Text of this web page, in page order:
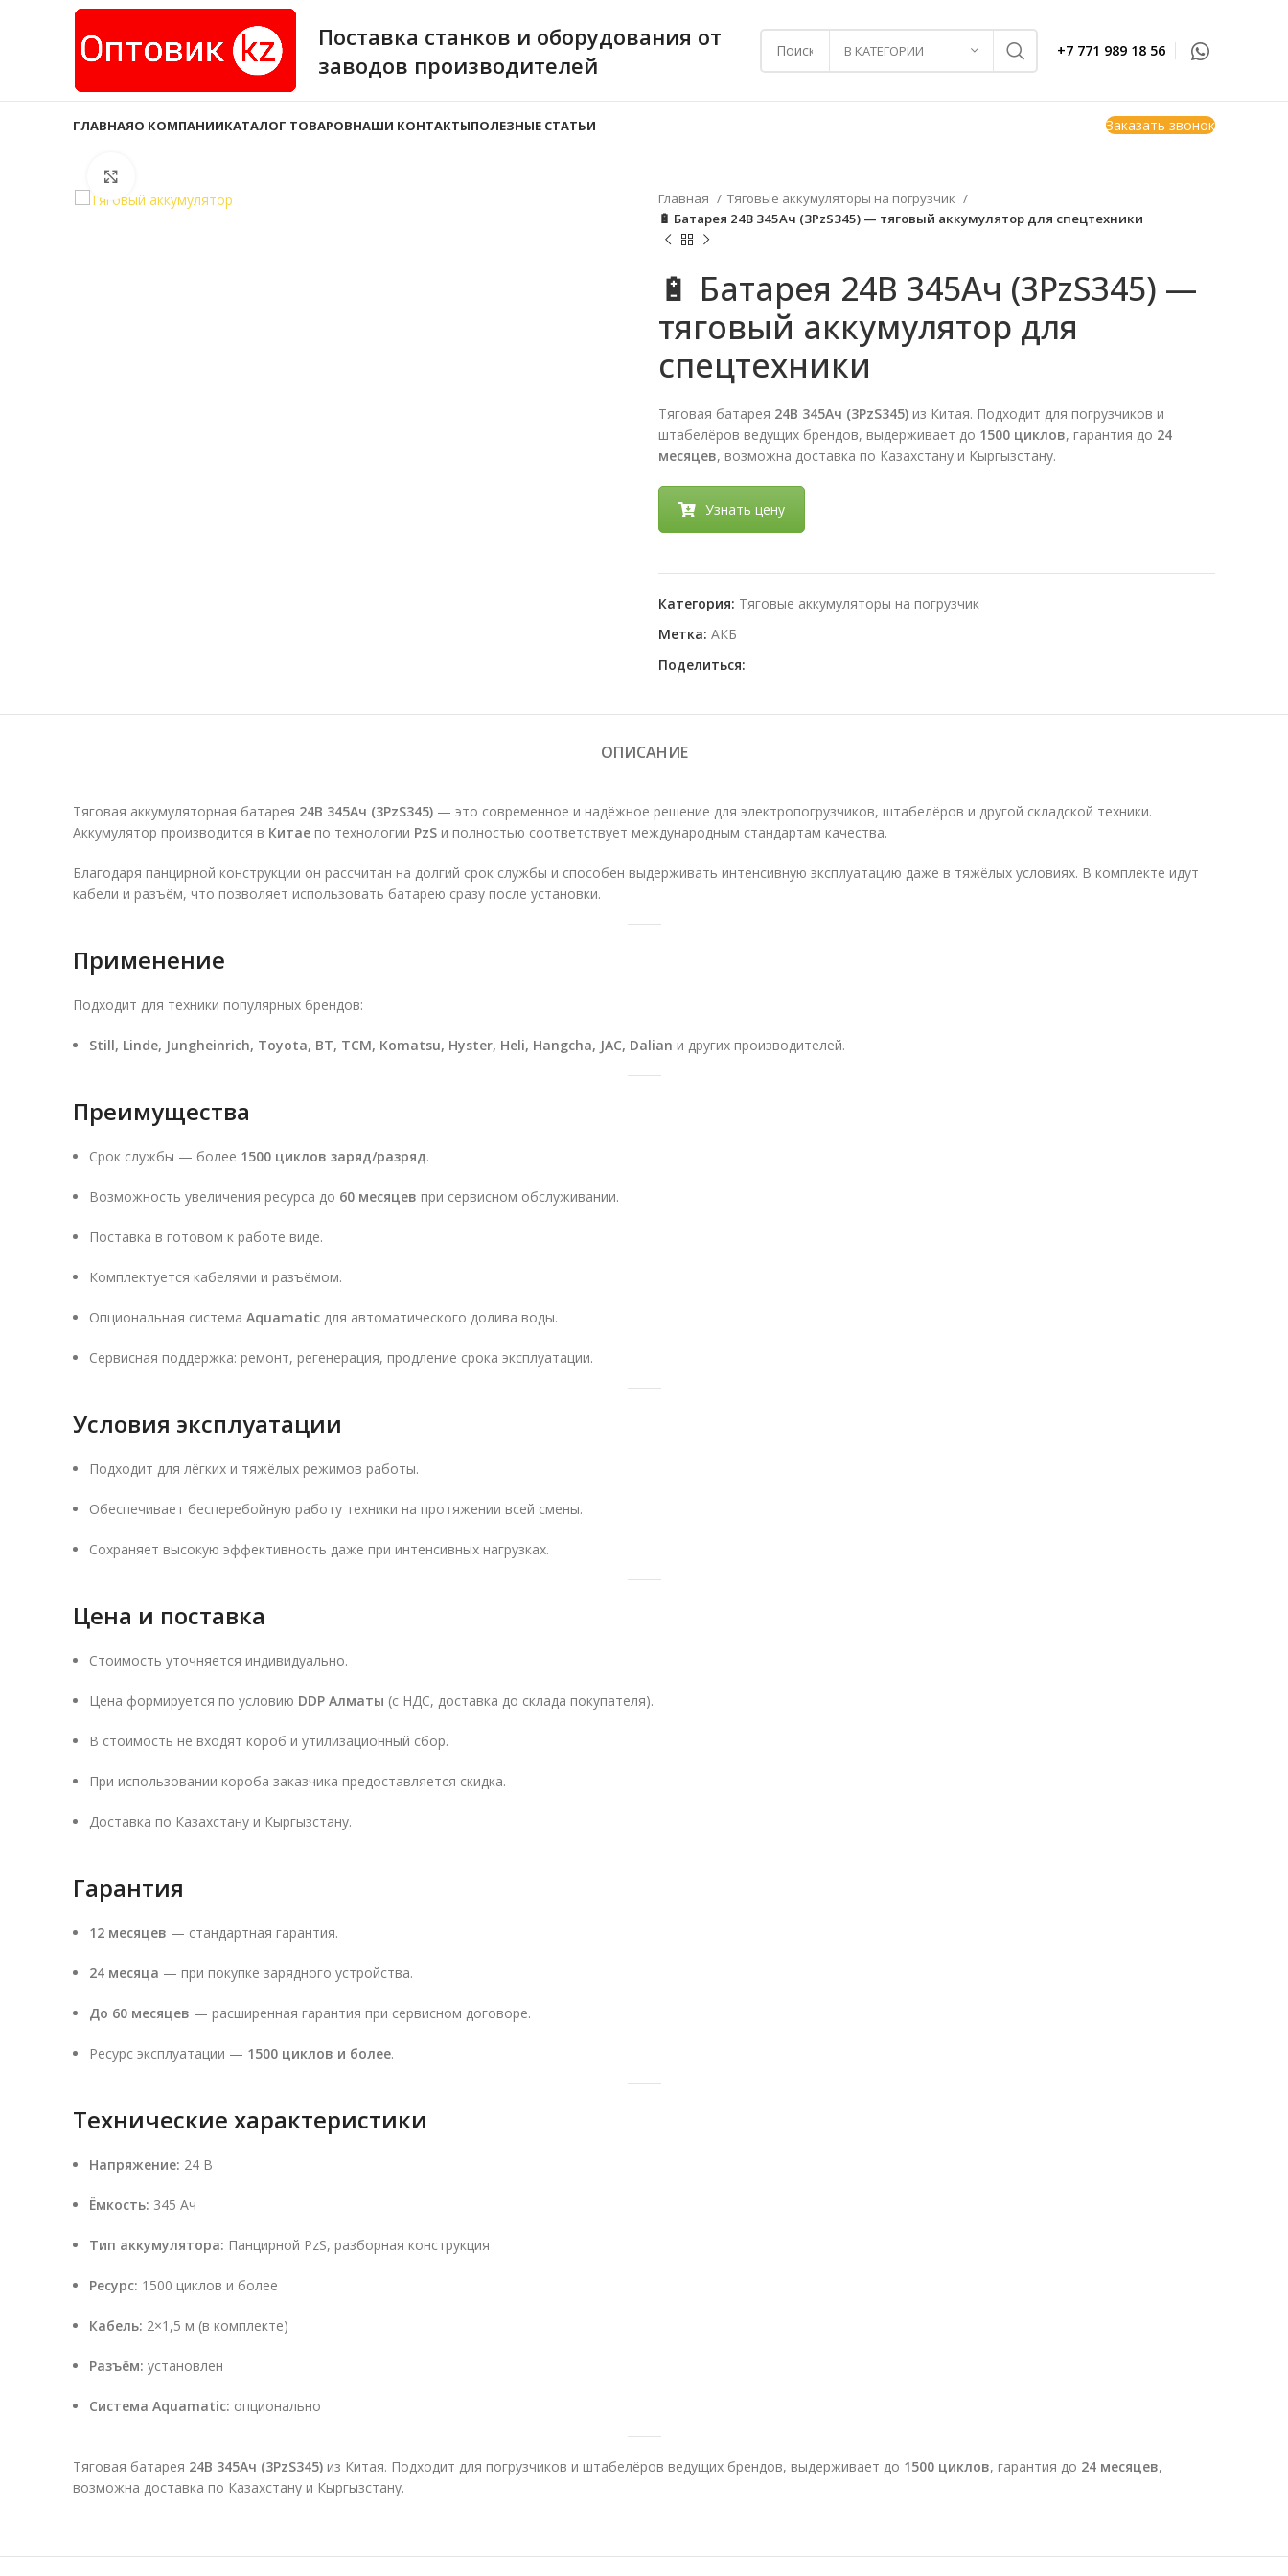
Поставка станков и оборудования от
заводов производителей
В КАТЕГОРИИ +7 771 989 18 56
ГЛАВНАЯО КОМПАНИИКАТАЛОГ ТОВАРОВНАШИ КОНТАКТЫПОЛЕЗНЫЕ СТАТЬИ Заказать звонок
Главная
Тяговые аккумуляторы на погрузчик
🔋 Батарея 24В 345Ач (3PzS345) — тяговый аккумулятор для спецтехники
🔋 Батарея 24В 345Ач (3PzS345) —
тяговый аккумулятор для
спецтехники
Тяговая батарея 24В 345Ач (3PzS345) из Китая. Подходит для погрузчиков и
штабелёров ведущих брендов, выдерживает до 1500 циклов, гарантия до 24
месяцев, возможна доставка по Казахстану и Кыргызстану.
Узнать цену
Категория: Тяговые аккумуляторы на погрузчик
Метка: АКБ
Поделиться:
ОПИСАНИЕ
Тяговая аккумуляторная батарея 24В 345Ач (3PzS345) — это современное и надёжное решение для электропогрузчиков, штабелёров и другой складской техники.
Аккумулятор производится в Китае по технологии PzS и полностью соответствует международным стандартам качества.
Благодаря панцирной конструкции он рассчитан на долгий срок службы и способен выдерживать интенсивную эксплуатацию даже в тяжёлых условиях. В комплекте идут
кабели и разъём, что позволяет использовать батарею сразу после установки.
Применение
Подходит для техники популярных брендов:
Still, Linde, Jungheinrich, Toyota, BT, TCM, Komatsu, Hyster, Heli, Hangcha, JAC, Dalian и других производителей.
Преимущества
Срок службы — более 1500 циклов заряд/разряд.
Возможность увеличения ресурса до 60 месяцев при сервисном обслуживании.
Поставка в готовом к работе виде.
Комплектуется кабелями и разъёмом.
Опциональная система Aquamatic для автоматического долива воды.
Сервисная поддержка: ремонт, регенерация, продление срока эксплуатации.
Условия эксплуатации
Подходит для лёгких и тяжёлых режимов работы.
Обеспечивает бесперебойную работу техники на протяжении всей смены.
Сохраняет высокую эффективность даже при интенсивных нагрузках.
Цена и поставка
Стоимость уточняется индивидуально.
Цена формируется по условию DDP Алматы (с НДС, доставка до склада покупателя).
В стоимость не входят короб и утилизационный сбор.
При использовании короба заказчика предоставляется скидка.
Доставка по Казахстану и Кыргызстану.
Гарантия
12 месяцев — стандартная гарантия.
24 месяца — при покупке зарядного устройства.
До 60 месяцев — расширенная гарантия при сервисном договоре.
Ресурс эксплуатации — 1500 циклов и более.
Технические характеристики
Напряжение: 24 В
Ёмкость: 345 Ач
Тип аккумулятора: Панцирной PzS, разборная конструкция
Ресурс: 1500 циклов и более
Кабель: 2×1,5 м (в комплекте)
Разъём: установлен
Система Aquamatic: опционально
Тяговая батарея 24В 345Ач (3PzS345) из Китая. Подходит для погрузчиков и штабелёров ведущих брендов, выдерживает до 1500 циклов, гарантия до 24 месяцев,
возможна доставка по Казахстану и Кыргызстану.